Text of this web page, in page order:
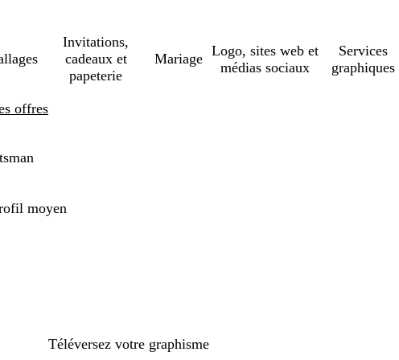
Invitations,
cadeaux et
papeterie
Mariage
Logo, sites web et
médias sociaux
Services
graphiques
offres
moyen
Téléversez votre graphisme